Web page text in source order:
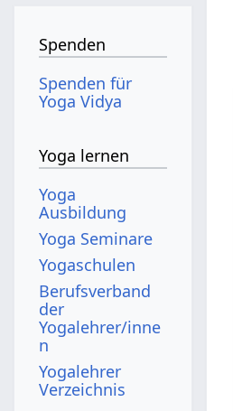
Spenden
Spenden für
Yoga Vidya
Yoga lernen
Yoga
Ausbildung
Yoga Seminare
Yogaschulen
Berufsverband
der
Yogalehrer/inne
n
Yogalehrer
Verzeichnis